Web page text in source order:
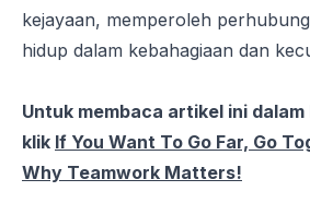
kejayaan, memperoleh
hidup dalam kebahagiaan dan
Untuk membaca artikel ini
klik If You Want To Go Far, Go
Why Teamwork Matters!